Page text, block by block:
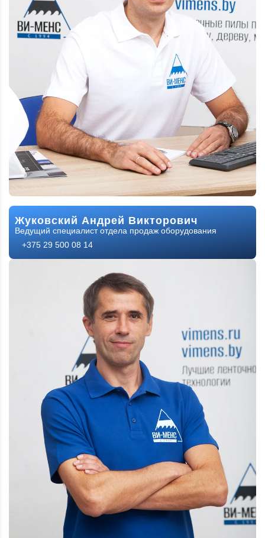
Жуковский Андрей Викторович
Ведущий специалист отдела продаж оборудования
+375 29 500 08 14